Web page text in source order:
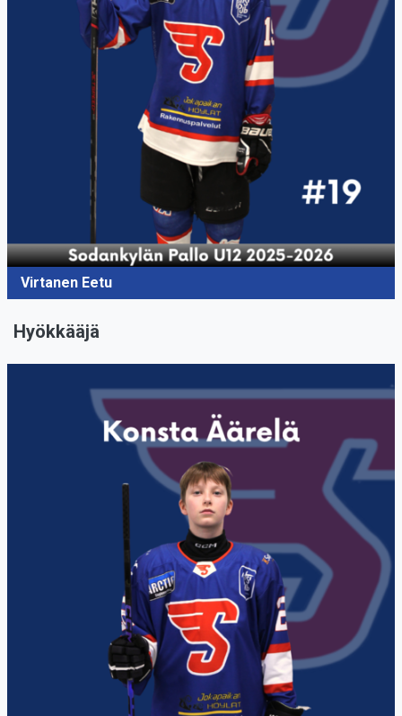
Virtanen Eetu
Hyökkääjä